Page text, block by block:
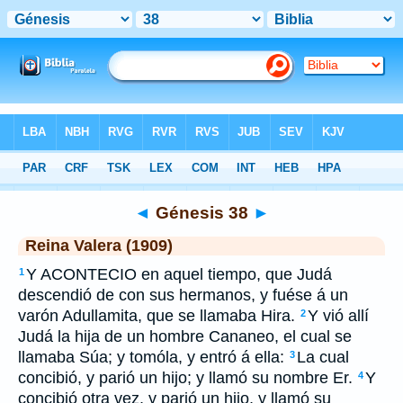
>RVR 1909 > Génesis 38
◄ Génesis 38 ►
Reina Valera (1909)
1Y ACONTECIO en aquel tiempo, que Judá
descendió de con sus hermanos, y fuése á un
varón Adullamita, que se llamaba Hira. 2Y vió allí
Judá la hija de un hombre Cananeo, el cual se
llamaba Súa; y tomóla, y entró á ella: 3 La cual
concibió, y parió un hijo; y llamó su nombre Er. 4Y
concibió otra vez, y parió un hijo, y llamó su